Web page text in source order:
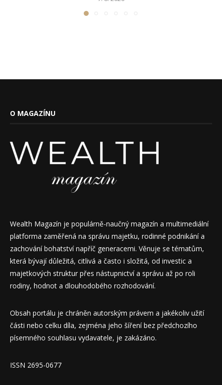
O MAGAZÍNU
Wealth Magazín je populárně-naučný magazín a multimediální
platforma zaměřená na správu majetku, rodinné podnikání a
zachování bohatství napříč generacemi. Věnuje se tématům,
která bývají důležitá, citlivá a často i složitá, od investic a
majetkových struktur přes nástupnictví a správu až po roli
rodiny, hodnot a dlouhodobého rozhodování.
Obsah portálu je chráněn autorským právem a jakékoliv užití
části nebo celku díla, zejména jeho šíření bez předchozího
písemného souhlasu vydavatele, je zakázáno.
ISSN 2695-0677